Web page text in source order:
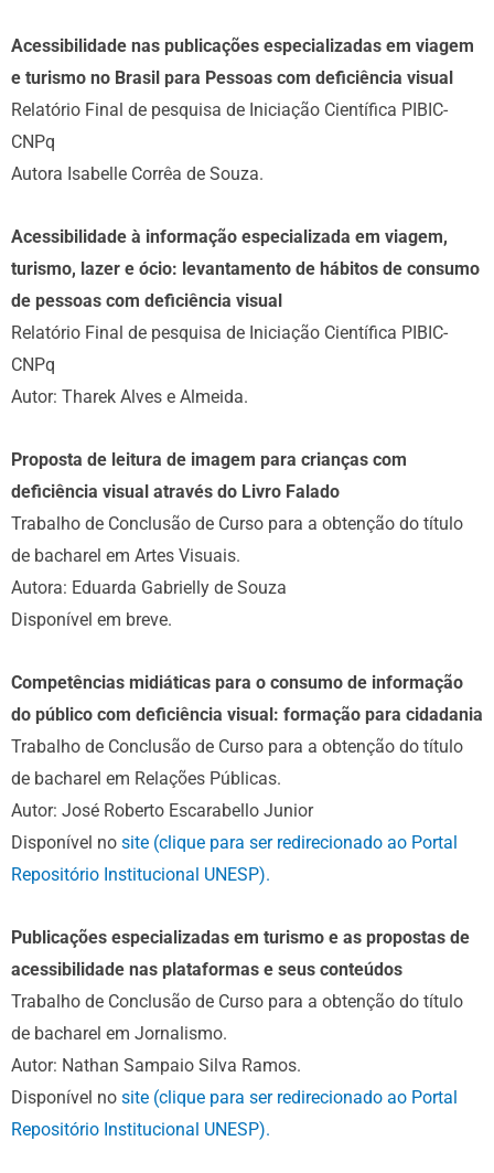
Acessibilidade nas publicações especializadas em viagem
e turismo no Brasil para Pessoas com deficiência visual
Relatório Final de pesquisa de Iniciação Científica PIBIC-
CNPq
Autora Isabelle Corrêa de Souza.
Acessibilidade à informação especializada em viagem,
turismo, lazer e ócio: levantamento de hábitos de consumo
de pessoas com deficiência visual
Relatório Final de pesquisa de Iniciação Científica PIBIC-
CNPq
Autor: Tharek Alves e Almeida.
Proposta de leitura de imagem para crianças com
deficiência visual através do Livro Falado
Trabalho de Conclusão de Curso para a obtenção do título
de bacharel em Artes Visuais.
Autora: Eduarda Gabrielly de Souza
Disponível em breve.
Competências midiáticas para o consumo de informação
do público com deficiência visual: formação para cidadania
Trabalho de Conclusão de Curso para a obtenção do título
de bacharel em Relações Públicas.
Autor: José Roberto Escarabello Junior
Disponível no site (clique para ser redirecionado ao Portal
Repositório Institucional UNESP).
Publicações especializadas em turismo e as propostas de
acessibilidade nas plataformas e seus conteúdos
Trabalho de Conclusão de Curso para a obtenção do título
de bacharel em Jornalismo.
Autor: Nathan Sampaio Silva Ramos.
Disponível no site (clique para ser redirecionado ao Portal
Repositório Institucional UNESP).